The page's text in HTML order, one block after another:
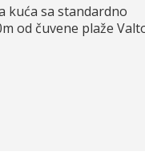
kuća sa standardno
od čuvene plaže